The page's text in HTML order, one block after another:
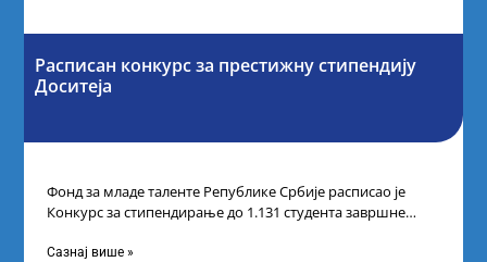
Расписан конкурс за престижну стипендију
Доситеја
Фонд за младе таленте Републике Србије расписао је
Конкурс за стипендирање до 1.131 студента завршне
Сазнај више »